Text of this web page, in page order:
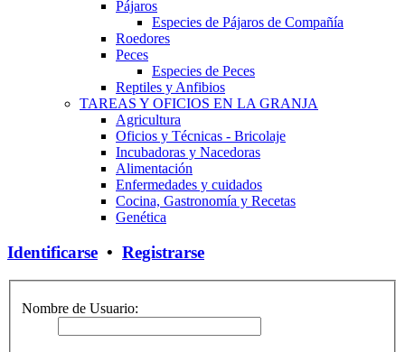
Pájaros
Especies de Pájaros de Compañía
Roedores
Peces
Especies de Peces
Reptiles y Anfibios
TAREAS Y OFICIOS EN LA GRANJA
Agricultura
Oficios y Técnicas - Bricolaje
Incubadoras y Nacedoras
Alimentación
Enfermedades y cuidados
Cocina, Gastronomía y Recetas
Genética
Identificarse • Registrarse
Nombre de Usuario: